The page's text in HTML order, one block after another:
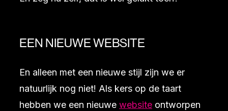
EEN NIEUWE WEBSITE
En alleen met een nieuwe stijl zijn we er
natuurlijk nog niet! Als kers op de taart
hebben we een nieuwe website ontworpen